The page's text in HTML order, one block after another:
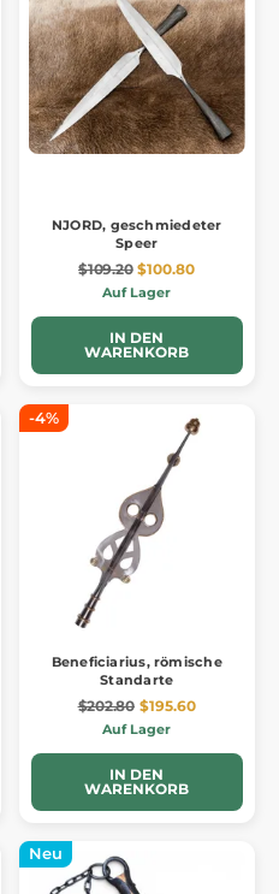
NJORD, geschmiedeter
Speer
$109.20 $100.80
Auf Lager
IN DEN
WARENKORB
-4%
Beneficiarius, römische
Standarte
$202.80 $195.60
Auf Lager
IN DEN
WARENKORB
Neu